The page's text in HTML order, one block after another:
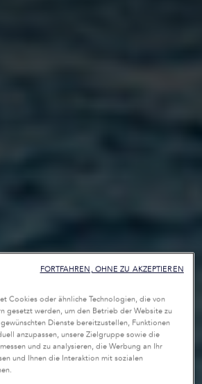
Cookies oder ähnliche Technologien, die von
gesetzt werden, um den Betrieb der Website zu
Dienste bereitzustellen, Funktionen
anzupassen, unsere Zielgruppe sowie die
und zu analysieren, die Werbung an Ihr
und Ihnen die Interaktion mit sozialen
FORTFAHREN, OHNE ZU AKZEPTIEREN